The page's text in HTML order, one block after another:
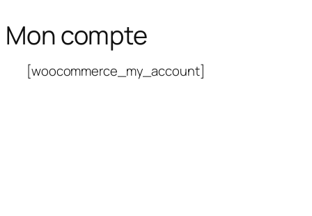
Aller
au
contenu
Mon compte
[woocommerce_my_account]